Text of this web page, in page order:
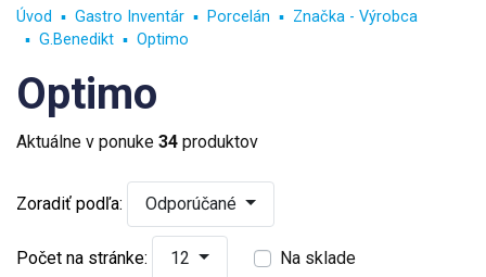
Úvod Gastro Inventár Porcelán
Značka - Výrobca
G.Benedikt
Optimo
Optimo
Aktuálne v ponuke 34 produktov
Zoradiť podľa: Odporúčané
Počet na stránke: 12 Na sklade